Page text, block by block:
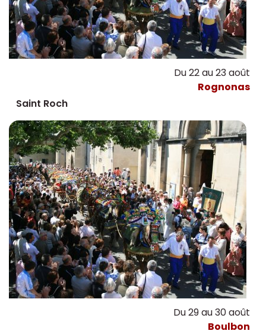
Du 22 au 23 août
Rognonas
Saint Roch
Du 29 au 30 août
Boulbon